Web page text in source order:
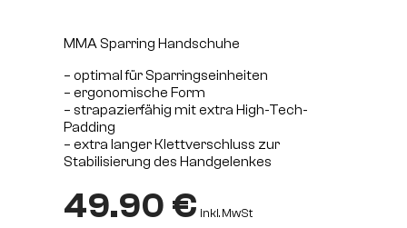
MMA Sparring Handschuhe
– optimal für Sparringseinheiten
– ergonomische Form
– strapazierfähig mit extra High-Tech-
Padding
– extra langer Klettverschluss zur
Stabilisierung des Handgelenkes
49.90 € inkl. MwSt